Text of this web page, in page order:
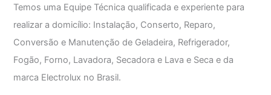
Temos uma Equipe Técnica qualificada e experiente para
realizar a domicílio: Instalação, Conserto, Reparo,
Conversão e Manutenção de Geladeira, Refrigerador,
Fogão, Forno, Lavadora, Secadora e Lava e Seca e da
marca Electrolux no Brasil.